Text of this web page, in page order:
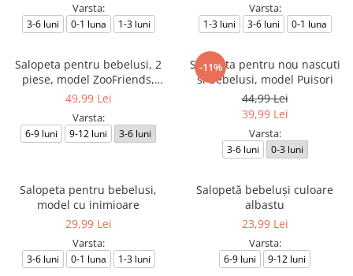
Varsta:
3-6 luni 0-1 luna 1-3 luni
Varsta:
1-3 luni 3-6 luni 0-1 luna
Salopeta pentru bebelusi, 2
piese, model ZooFriends,
culoare albastru
49,99 Lei
Varsta:
6-9 luni 9-12 luni 3-6 luni
-11%
Salopeta pentru nou nascuti
si bebelusi, model Puisori
44,99 Lei
39,99 Lei
Varsta:
3-6 luni 0-3 luni
Salopeta pentru bebelusi,
model cu inimioare
29,99 Lei
Varsta:
3-6 luni 0-1 luna 1-3 luni
Salopetă bebeluși culoare
albastu
23,99 Lei
Varsta:
6-9 luni 9-12 luni